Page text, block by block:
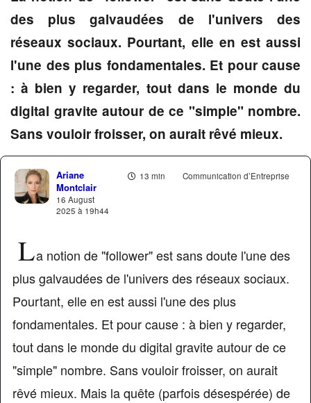
des plus galvaudées de l'univers des
réseaux sociaux. Pourtant, elle en est aussi
l'une des plus fondamentales. Et pour cause
: à bien y regarder, tout dans le monde du
digital gravite autour de ce "simple" nombre.
Sans vouloir froisser, on aurait rêvé mieux.
13 min Communication d’Entreprise
Ariane
Montclair
16 August
2025 à 19h44
La notion de "follower" est sans doute l'une des
plus galvaudées de l'univers des réseaux sociaux.
Pourtant, elle en est aussi l'une des plus
fondamentales. Et pour cause : à bien y regarder,
tout dans le monde du digital gravite autour de ce
"simple" nombre. Sans vouloir froisser, on aurait
rêvé mieux. Mais la quête (parfois désespérée) de